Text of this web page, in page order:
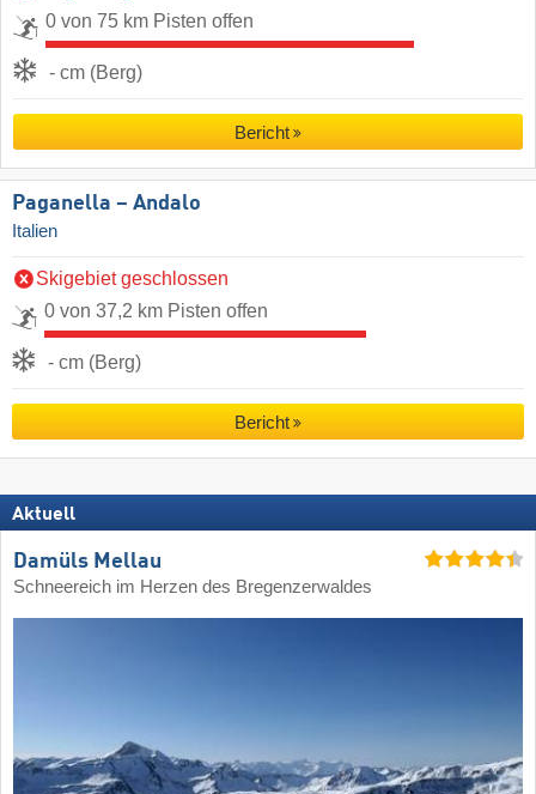
0 von 75 km Pisten offen
- cm (Berg)
Bericht
Paganella – Andalo
Italien
Skigebiet geschlossen
0 von 37,2 km Pisten offen
- cm (Berg)
Bericht
Aktuell
Damüls Mellau
Schneereich im Herzen des Bregenzerwaldes